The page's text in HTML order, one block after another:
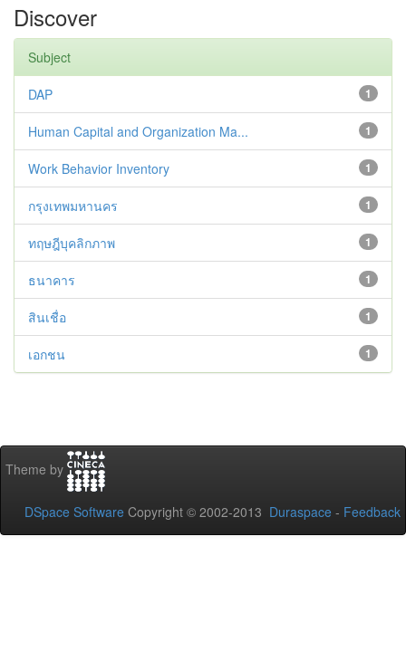
Discover
Subject
1
DAP
1
Human Capital and Organization Ma...
1
Work Behavior Inventory
1
กรุงเทพมหานคร
1
ทฤษฎีบุคลิกภาพ
1
ธนาคาร
1
สินเชื่อ
1
เอกชน
Theme by
DSpace Software Copyright © 2002-2013 Duraspace - Feedback